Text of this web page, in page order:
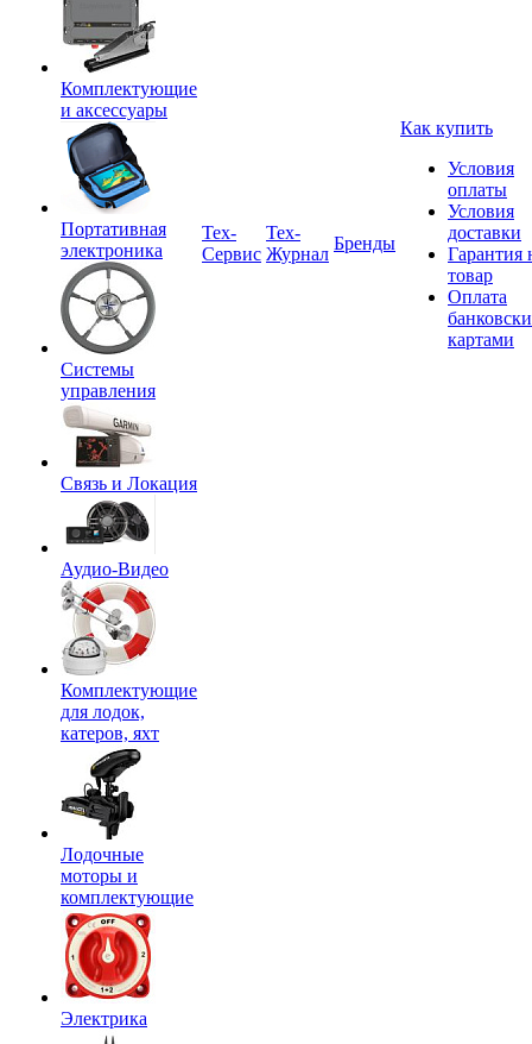
Комплектующие
и аксессуары
Портативная
электроника
Системы
управления
Связь и Локация
Аудио-Видео
Комплектующие
для лодок,
катеров, яхт
Лодочные
моторы и
комплектующие
Электрика
Tex-
Сервис
Тех-
Журнал
Бренды
Как купить
Условия
оплаты
Условия
доставки
Гарантия
товар
Оплата
картами